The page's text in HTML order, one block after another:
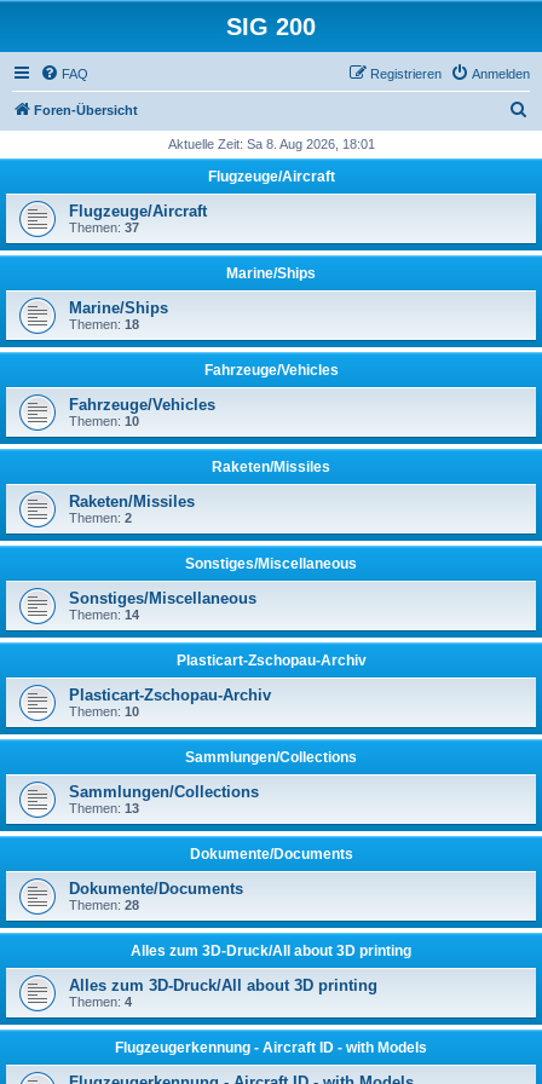
SIG 200
FAQ Anmelden
Registrieren
Foren-Übersicht
h
Aktuelle Zeit: Sa 8. Aug 2026, 18:01
Flugzeuge/Aircraft
Flugzeuge/Aircraft
Themen: 37
Marine/Ships
Marine/Ships
Themen: 18
Fahrzeuge/Vehicles
Fahrzeuge/Vehicles
Themen: 10
Raketen/Missiles
Raketen/Missiles
Themen: 2
Sonstiges/Miscellaneous
Sonstiges/Miscellaneous
Themen: 14
Plasticart-Zschopau-Archiv
Plasticart-Zschopau-Archiv
Themen: 10
Sammlungen/Collections
Sammlungen/Collections
Themen: 13
Dokumente/Documents
Dokumente/Documents
Themen: 28
Alles zum 3D-Druck/All about 3D printing
Alles zum 3D-Druck/All about 3D printing
Themen: 4
Flugzeugerkennung - Aircraft ID - with Models